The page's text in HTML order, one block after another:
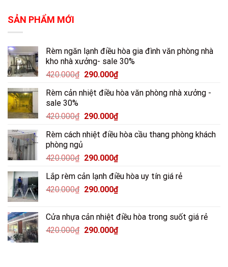
SẢN PHẨM MỚI
Rèm ngăn lạnh điều hòa gia đình văn phòng nhà
kho nhà xưởng- sale 30%
420.000₫ 290.000₫
Rèm cản nhiệt điều hòa văn phòng nhà xưởng -
sale 30%
420.000₫ 290.000₫
Rèm cách nhiệt điều hòa cầu thang phòng khách
phòng ngủ
420.000₫ 290.000₫
Lắp rèm cản lạnh điều hòa uy tín giá rẻ
420.000₫ 290.000₫
Cửa nhựa cản nhiệt điều hòa trong suốt giá rẻ
420.000₫ 290.000₫